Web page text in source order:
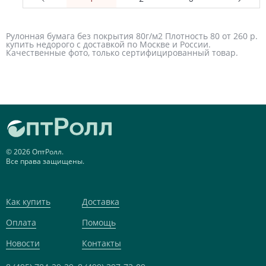
Рулонная бумага без покрытия 80г/м2 Плотность 80 от 260 р.
купить недорого с доставкой по Москве и России.
Качественные фото, только сертифицированный товар.
© 2026 ОптРолл.
Все права защищены.
Как купить
Доставка
Оплата
Помощь
Новости
Контакты